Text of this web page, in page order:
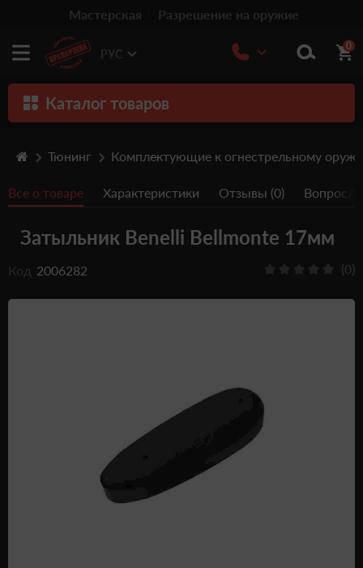
Мастерская Разрешение на оружие
РУС
0
Каталог товаров
Травматическое оружие
Пистолеты
Оптика
Тюнинг
Подарочные Сертификати
Тюнинг Комплектующие к огнестрельному
Все о товаре Характеристики Отзывы (0) Вопрос/
Затыльник Benelli Bellmonte 17мм
Код 2006282 (0)